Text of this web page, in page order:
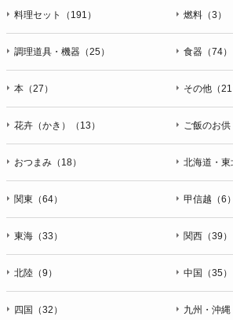
料理セット（191） 燃料（3）
調理道具・機器（25） 食器（74）
本（27） その他（21
花卉（かき）（13） ご飯のお供
おつまみ（18） 北海道・東
関東（64） 甲信越（6）
東海（33） 関西（39）
北陸（9） 中国（35）
四国（32） 九州・沖縄